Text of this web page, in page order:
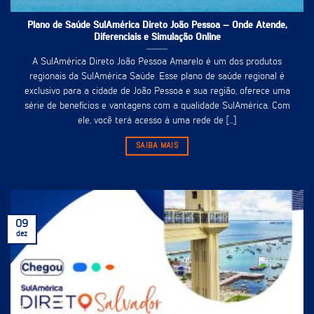
Plano de Saúde SulAmérica Direto João Pessoa – Onde Atende,
Diferenciais e Simulação Online
A SulAmérica Direto João Pessoa Amarelo é um dos produtos
regionais da SulAmérica Saúde. Esse plano de saúde regional é
exclusivo para a cidade de João Pessoa e sua região, oferece uma
série de benefícios e vantagens com a qualidade SulAmérica. Com
ele, você terá acesso à uma rede de [...]
SAIBA MAIS
09
dez